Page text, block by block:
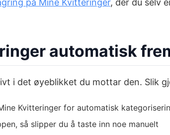
på Mine Kvitteringer, der du selv
automatisk
i det øyeblikket du mottar den. Slik
Kvitteringer for automatisk
så slipper du å taste inn noe manuelt